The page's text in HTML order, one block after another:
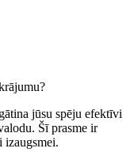
jūsu spēju efektīvi
Šī prasme ir
izaugsmei.